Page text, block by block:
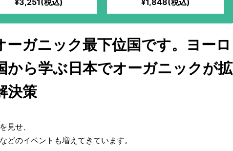
度大！フレッシュなミン
¥3,251(税込)
¥1,848(税込)
ーガニック最下位国です。ヨーロ
から学ぶ日本でオーガニックが拡
決策
見せ、
どのイベントも増えてきています。